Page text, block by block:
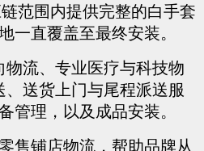
范围内提供完整的白手套
一直覆盖至最终安装。
流、专业医疗与科技物
送货上门与尾程派送服
管理，以及成品安装。
售铺店物流，帮助品牌从